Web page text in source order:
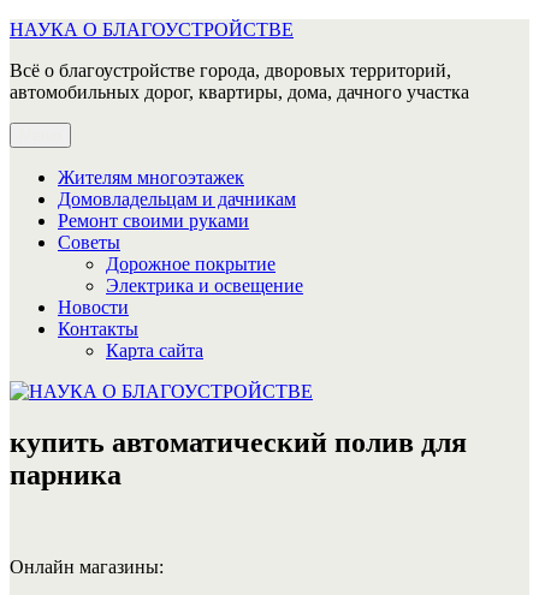
Перейти
содержимому
НАУКА О БЛАГОУСТРОЙСТВЕ
Всё о благоустройстве города, дворовых территорий,
автомобильных дорог, квартиры, дома, дачного участка
Жителям многоэтажек
Домовладельцам и дачникам
Ремонт своими руками
Советы
Дорожное покрытие
Электрика и освещение
Новости
Контакты
Карта сайта
купить автоматический полив для
парника
Онлайн магазины: